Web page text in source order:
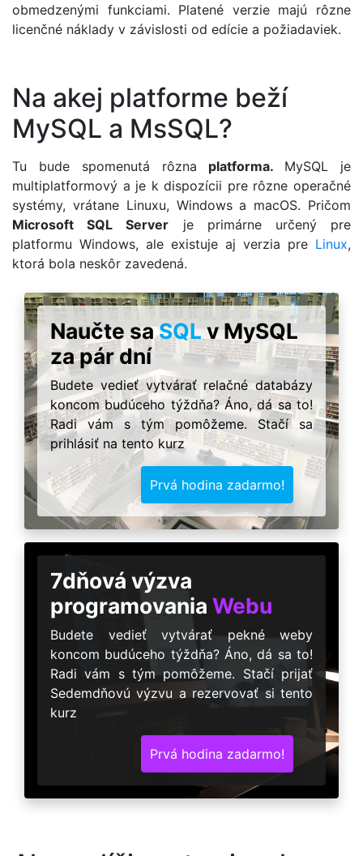
obmedzenými funkciami. Platené verzie majú rôzne
licenčné náklady v závislosti od edície a požiadaviek.
Na akej platforme beží
MySQL a MsSQL?
Tu bude spomenutá rôzna platforma. MySQL je
multiplatformový a je k dispozícii pre rôzne operačné
systémy, vrátane Linuxu, Windows a macOS. Pričom
Microsoft SQL Server je primárne určený pre
platformu Windows, ale existuje aj verzia pre Linux,
ktorá bola neskôr zavedená.
Naučte saSQLv MySQL
za pár dní
Budete vedieť vytvárať relačné databázy
koncom budúceho týždňa? Áno, dá sa to!
Radi vám s tým pomôžeme. Stačí sa
prihlásiť na tento kurz
Prvá hodina zadarmo!
7dňová výzva
programovania Webu
Budete vedieť vytvárať pekné weby
koncom budúceho týždňa? Áno, dá sa to!
Radi vám s tým pomôžeme. Stačí prijať
Sedemdňovú výzvu a rezervovať si tento
kurz
Prvá hodina zadarmo!